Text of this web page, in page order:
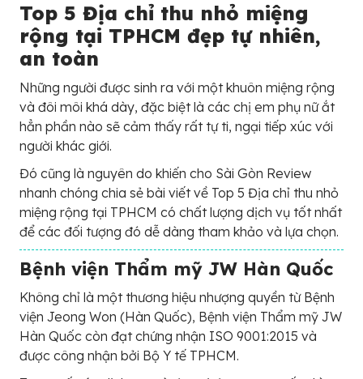
Top 5 Địa chỉ thu nhỏ miệng
rộng tại TPHCM đẹp tự nhiên,
an toàn
Những người được sinh ra với một khuôn miệng rộng
và đôi môi khá dày, đặc biệt là các chị em phụ nữ ắt
hẳn phần nào sẽ cảm thấy rất tự ti, ngại tiếp xúc với
người khác giới.
Đó cũng là nguyên do khiến cho Sài Gòn Review
nhanh chóng chia sẻ bài viết về Top 5 Địa chỉ thu nhỏ
miệng rộng tại TPHCM có chất lượng dịch vụ tốt nhất
để các đối tượng đó dễ dàng tham khảo và lựa chọn.
Bệnh viện Thẩm mỹ JW Hàn Quốc
Không chỉ là một thương hiệu nhượng quyền từ Bệnh
viện Jeong Won (Hàn Quốc), Bệnh viện Thẩm mỹ JW
Hàn Quốc còn đạt chứng nhận ISO 9001:2015 và
được công nhận bởi Bộ Y tế TPHCM.